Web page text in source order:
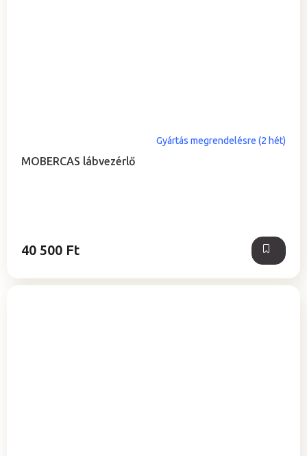
MOBERCAS lábvezérlő
Gyártás megrendelésre (2 hét)
40 500 Ft